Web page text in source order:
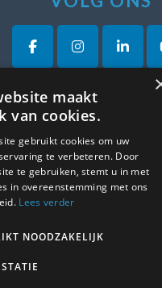
VRAGEN?
Neem gerustcontactmet
LINKS
Blogs
Algemene voorwaarden
maakt
van cookies.
gebruikt cookies om uw
te verbeteren. Door
te gebruiken, stemt u in met
in overeenstemming met ons
Lees verder
NOODZAKELIJK